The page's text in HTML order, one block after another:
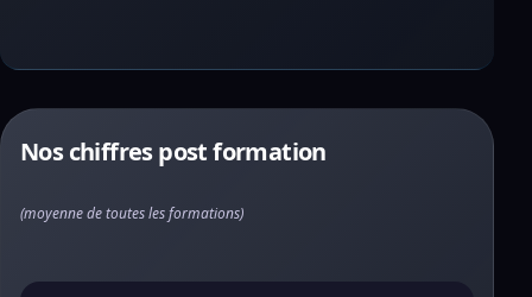
Nos chiffres post formation
(moyenne de toutes les formations)